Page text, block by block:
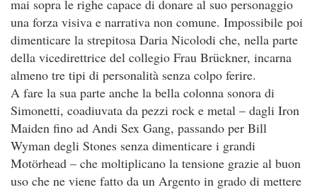
mai sopra le righe capace di donare al suo personaggio
una forza visiva e narrativa non comune. Impossibile poi
dimenticare la strepitosa Daria Nicolodi che, nella parte
della vicedirettrice del collegio Frau Brückner, incarna
almeno tre tipi di personalità senza colpo ferire.
A fare la sua parte anche la bella colonna sonora di
Simonetti, coadiuvata da pezzi rock e metal – dagli Iron
Maiden fino ad Andi Sex Gang, passando per Bill
Wyman degli Stones senza dimenticare i grandi
Motörhead – che moltiplicano la tensione grazie al buon
uso che ne viene fatto da un Argento in grado di mettere